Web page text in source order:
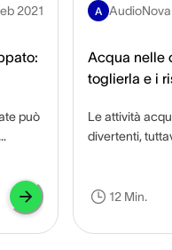
2021
può
A AudioNova
Acqua nelle
toglierla e i
Le attività
divertenti,
ritrovarti le
12 Min.